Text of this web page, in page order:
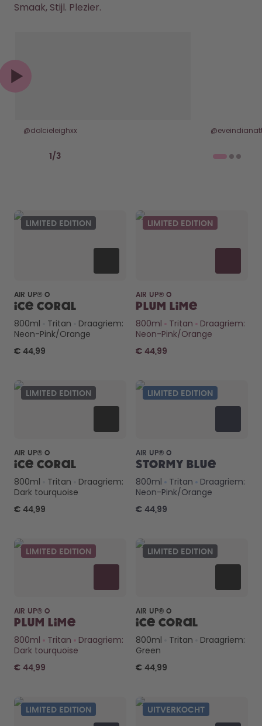
Smaak, Stijl. Plezier.
@dolcieleighxx
1 / 3
LIMITED EDITION
AIR UP® O
Ice Coral
800ml
Tritan
Draagriem:
Neon-Pink/Orange
€ 44,99
LIMITED EDITION
AIR UP® O
Plum Lime
800ml
Tritan
Draagriem:
Neon-Pink/Orange
€ 44,99
LIMITED EDITION
AIR UP® O
Ice Coral
800ml
Tritan
Draagriem:
Dark tourquoise
€ 44,99
LIMITED EDITION
AIR UP® O
Stormy Blue
800ml
Tritan
Draagriem:
Neon-Pink/Orange
€ 44,99
LIMITED EDITION
AIR UP® O
Plum Lime
800ml
Tritan
Draagriem:
Dark tourquoise
€ 44,99
LIMITED EDITION
AIR UP® O
Ice Coral
800ml
Tritan
Draagriem:
Green
€ 44,99
LIMITED EDITION UITVERKOCHT